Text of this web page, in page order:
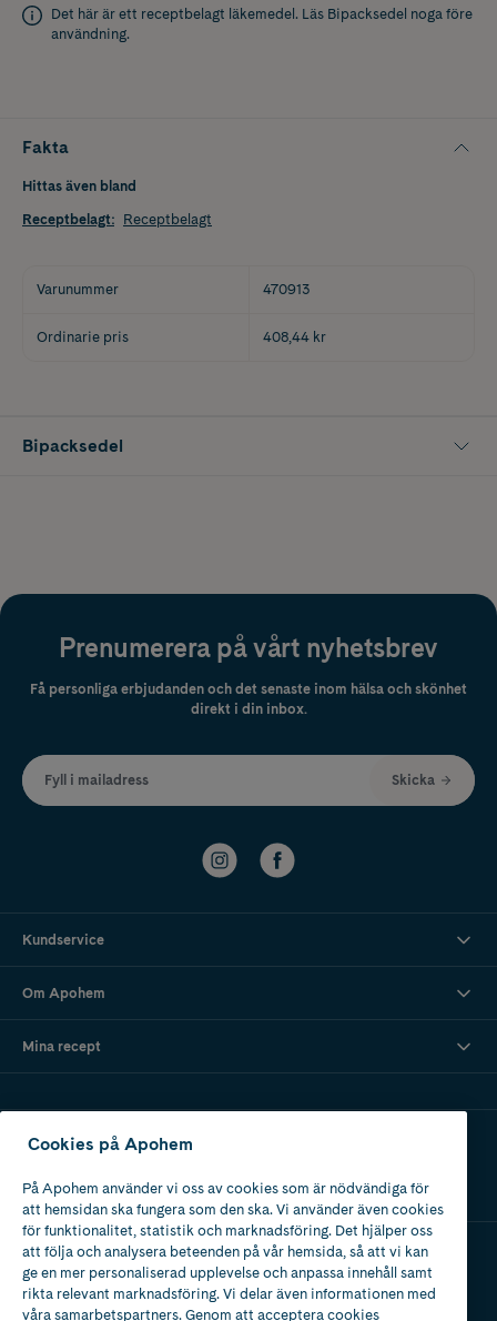
Det här är ett receptbelagt läkemedel. Läs Bipacksedel noga före
användning.
Fakta
Hittas även bland
Receptbelagt: Receptbelagt
Varunummer 470913
Ordinarie pris 408,44 kr
Bipacksedel
Prenumerera på vårt nyhetsbrev
Få personliga erbjudanden och det senaste inom hälsa och skönhet
direkt i din inbox.
Fyll i mailadress Skicka
Kundservice
Om Apohem
Mina recept
Ladda ner vår app
Apotek med tillstånd
av Läkemedelsverket
Cookies på Apohem
På Apohem använder vi oss av cookies som är nödvändiga för
att hemsidan ska fungera som den ska. Vi använder även cookies
för funktionalitet, statistik och marknadsföring. Det hjälper oss
att följa och analysera beteenden på vår hemsida, så att vi kan
ge en mer personaliserad upplevelse och anpassa innehåll samt
rikta relevant marknadsföring. Vi delar även informationen med
våra samarbetspartners. Genom att acceptera cookies